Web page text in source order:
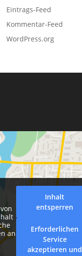
Eintrags-Feed
Kommentar-Feed
WordPress.org
an
Inhalt
entsperren
Erforderlichen
Service
akzeptieren und